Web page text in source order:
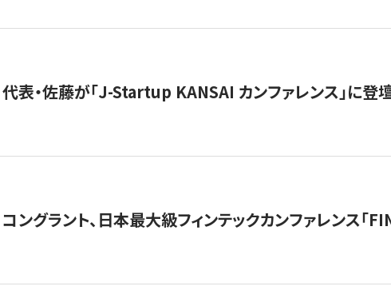
代表・佐藤が「J-Startup KANSAI カンファレンス」に登
コングラント、日本最大級フィンテックカンファレンス